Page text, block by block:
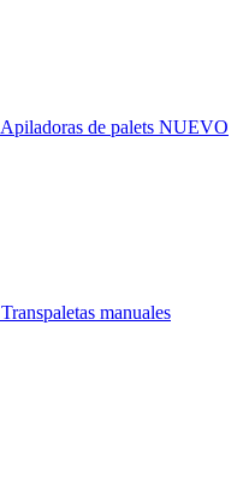
Apiladoras de palets NUEVO
Transpaletas manuales